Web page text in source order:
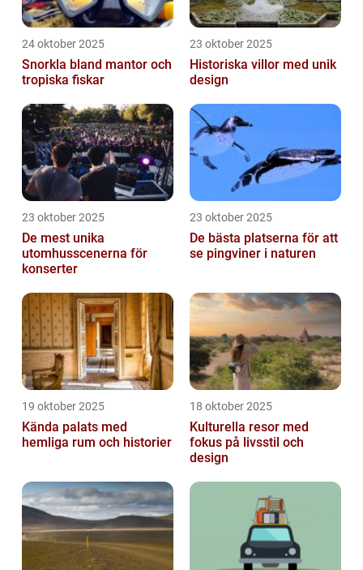
24 oktober 2025
Snorkla bland mantor och
tropiska fiskar
23 oktober 2025
Historiska villor med unik
design
23 oktober 2025
De mest unika
utomhusscenerna för
konserter
23 oktober 2025
De bästa platserna för att
se pingviner i naturen
19 oktober 2025
Kända palats med
hemliga rum och historier
18 oktober 2025
Kulturella resor med
fokus på livsstil och
design